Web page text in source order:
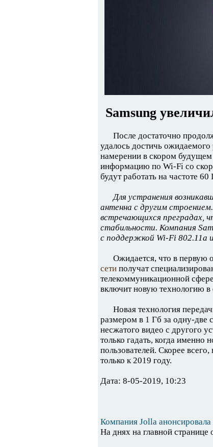
Samsung
После достаточно
удалось достичь ожидаемого
намерении в скором
информацию по Wi-Fi со
будут работать на частоте 60
Для устранения
антенна с другим
встречающихся преградах,
стабильности. Компания
с поддержкой Wi-Fi 802.11a
Ожидается, что в первую
сети получат
телекоммуникационной
включит новую технологию
Новая технология
размером в 1 Гб за одну-две
несжатого видео с другого
только гадать, когда именно
пользователей. Скорее
только к 2019 году.
Дата: 8-05-2019, 10:23
Компания Jolla
На днях на главной странице